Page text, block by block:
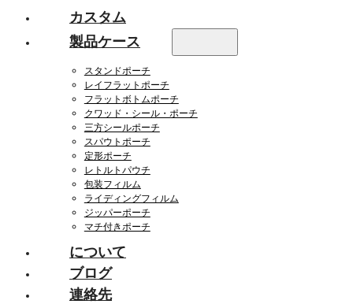
カスタム
製品ケース
スタンドポーチ
レイフラットポーチ
フラットボトムポーチ
クワッド・シール・ポーチ
三方シールポーチ
スパウトポーチ
定形ポーチ
レトルトパウチ
包装フィルム
ライディングフィルム
ジッパーポーチ
マチ付きポーチ
について
ブログ
連絡先